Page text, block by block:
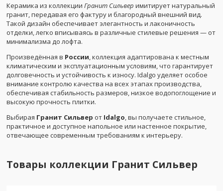
Керамика из коллекции Гранит Сильвер имитирует натуральный
гранит, передавая его фактуру и благородный внешний вид.
Такой дизайн обеспечивает элегантность и лаконичность
отделки, легко вписываясь в различные стилевые решения — от
минимализма до лофта.
Произведённая в России, коллекция адаптирована к местным
климатическим и эксплуатационным условиям, что гарантирует
долговечность и устойчивость к износу. Idalgo уделяет особое
внимание контролю качества на всех этапах производства,
обеспечивая стабильность размеров, низкое водопоглощение и
высокую прочность плитки.
Выбирая Гранит Сильвер от Idalgo, вы получаете стильное,
практичное и доступное напольное или настенное покрытие,
отвечающее современным требованиям к интерьеру.
Товары коллекции Гранит Сильвер